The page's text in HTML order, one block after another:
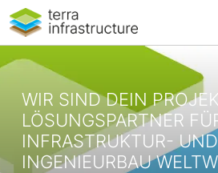
WIR SIND DEIN
LÖSUNGSPARTNER
INFRASTRUKTUR- UND
INGENIEURBAU